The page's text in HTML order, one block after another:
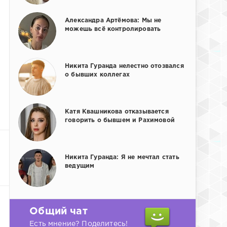
Александра Артёмова: Мы не
можешь всё контролировать
Никита Гуранда нелестно отозвался
о бывших коллегах
Катя Квашникова отказывается
говорить о бывшем и Рахимовой
Никита Гуранда: Я не мечтал стать
ведущим
Общий чат
Есть мнение? Поделитесь!